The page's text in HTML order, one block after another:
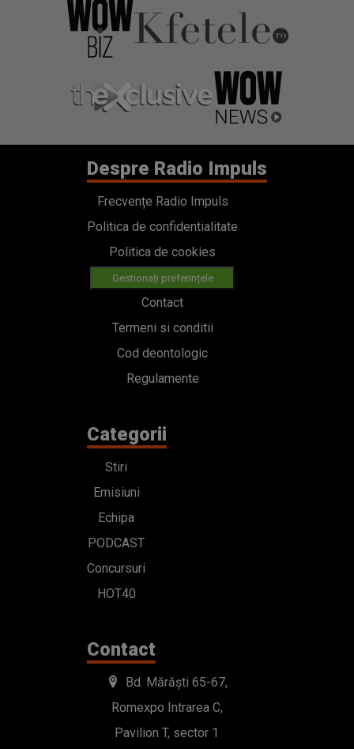
Despre Radio Impuls
Frecvențe Radio Impuls
Politica de confidentialitate
Politica de cookies
Gestionați preferințele
Contact
Termeni si conditii
Cod deontologic
Regulamente
Categorii
Stiri
Emisiuni
Echipa
PODCAST
Concursuri
HOT40
Contact
Bd. Mărăști 65-67,
Romexpo Intrarea C,
Pavilion T, sector 1